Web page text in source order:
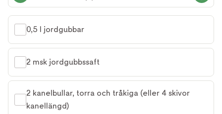
0,5 l jordgubbar
2 msk jordgubbssaft
2 kanelbullar, torra och tråkiga (eller 4 skivor
kanellängd)